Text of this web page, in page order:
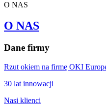
O NAS
O NAS
Dane firmy
Rzut okiem na firmę OKI
30 lat innowacji
Nasi klienci